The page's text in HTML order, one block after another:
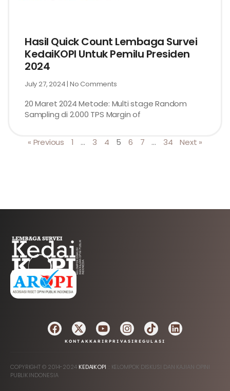
Hasil Quick Count Lembaga Survei
KedaiKOPI Untuk Pemilu Presiden
2024
July 27, 2024 No Comments
20 Maret 2024 Metode: Multi stage Random
Sampling di 2.000 TPS Margin of
« Previous 1 … 3 4 5 6 7 … 34 Next »
AFILIASI
KONTAK KARIRPRIVASI REGULASI
COPYRIGHT © 2014-2024 KEDAIKOPI :: KELOMPOK DISKUSI DAN KAJIAN OPINI
PUBLIK INDONESIA